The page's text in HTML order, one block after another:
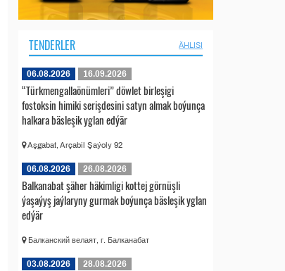
TENDERLER ÄHLISI
06.08.2026 16.09.2026
“Türkmengallaönümleri” döwlet birleşigi
fostoksin himiki serişdesini satyn almak boýunça
halkara bäsleşik yglan edýär
Aşgabat, Arçabil Şaýoly 92
06.08.2026 26.08.2026
Balkanabat şäher häkimligi kottej görnüşli
ýaşaýyş jaýlaryny gurmak boýunça bäsleşik yglan
edýär
Балканский велаят, г. Балканабат
03.08.2026 28.08.2026